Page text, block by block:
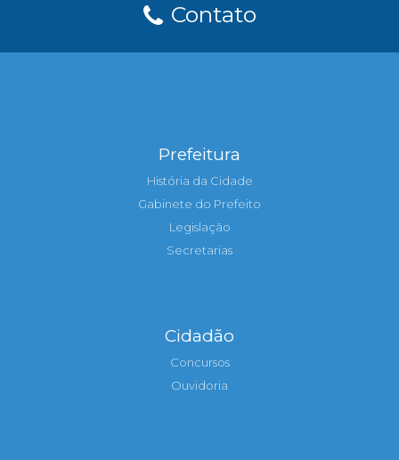
Contato
Prefeitura
História da Cidade
Gabinete do Prefeito
Legislação
Secretarias
Cidadão
Concursos
Ouvidoria